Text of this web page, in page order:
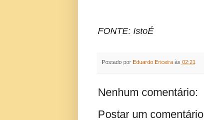
FONTE: IstoÉ
Postado por Eduardo Ericeira às 02:21
Nenhum comentário:
Postar um comentário